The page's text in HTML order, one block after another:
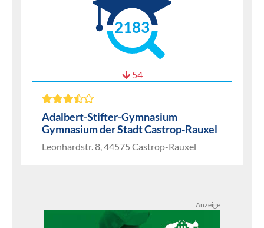
2183
54
Adalbert-Stifter-Gymnasium
Gymnasium der Stadt Castrop-Rauxel
Leonhardstr. 8, 44575 Castrop-Rauxel
Anzeige